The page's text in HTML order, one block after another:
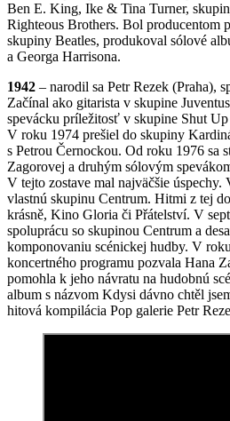
Ben E. King, Ike & Tina Turner,
Righteous Brothers. Bol producentom
skupiny Beatles, produkoval sólové
a Georga Harrisona.
1942 – narodil sa Petr Rezek (Praha),
Začínal ako gitarista v skupine
spevácku príležitosť v skupine Shut
V roku 1974 prešiel do skupiny
s Petrou Černockou. Od roku 1976 sa
Zagorovej a druhým sólovým
V tejto zostave mal najväčšie
vlastnú skupinu Centrum. Hitmi z tej
krásně, Kino Gloria či Přátelství. V
spoluprácu so skupinou Centrum a
komponovaniu scénickej hudby. V
koncertného programu pozvala Hana
pomohla k jeho návratu na hudobnú
album s názvom Kdysi dávno chtěl
hitová kompilácia Pop galerie Petr